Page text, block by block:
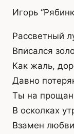
Игорь
Рассветный
Вписался
Как жаль,
Давно
Ты на
В осколках
Взамен